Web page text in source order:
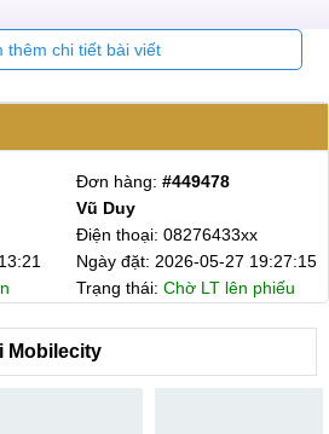
đó và sự uy tín nhiều năm trong
trải nghiệm dịch vụ tốt nhất.
thoại MobileCity Care
Q. Đống Đa
- Đường đi:Xem bản đồ
thêm chi tiết bài viết
17:28:06
phiếu
Đơn hàng:#449452
A Sơn
Điện thoại: 08767700xx
Ngày đặt: 2026-05-24
Trạng thái:Chờ LT lên
Mobilecity